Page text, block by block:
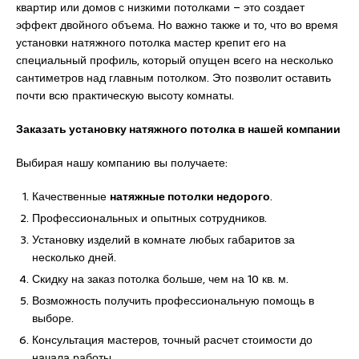
квартир или домов с низкими потолками – это создает
эффект двойного объема. Но важно также и то, что во время
установки натяжного потолка мастер крепит его на
специальный профиль, который опущен всего на несколько
сантиметров над главным потолком. Это позволит оставить
почти всю практическую высоту комнаты.
Заказать установку натяжного потолка в нашей компании
Выбирая нашу компанию вы получаете:
Качественные натяжные потолки недорого.
Профессиональных и опытных сотрудников.
Установку изделий в комнате любых габаритов за
несколько дней.
Скидку на заказ потолка больше, чем на 10 кв. м.
Возможность получить профессиональную помощь в
выборе.
Консультация мастеров, точный расчет стоимости до